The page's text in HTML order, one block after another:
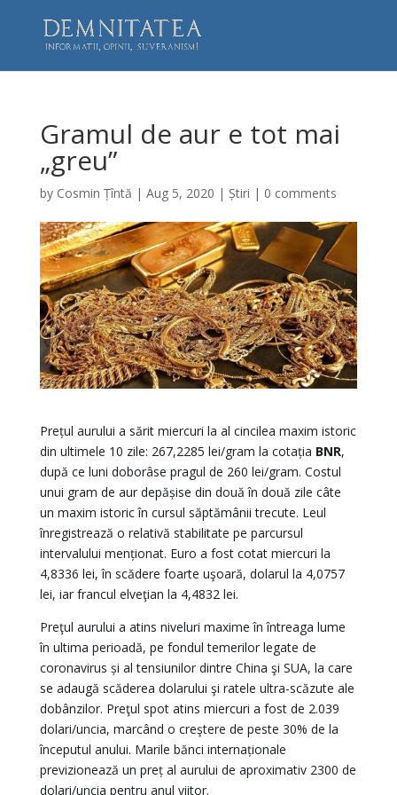
Gramul de aur e tot mai
„greu”
by Cosmin Țîntă | Aug 5, 2020 | Știri | 0 comments
Prețul aurului a sărit miercuri la al cincilea maxim istoric
din ultimele 10 zile: 267,2285 lei/gram la cotația BNR,
după ce luni doborâse pragul de 260 lei/gram. Costul
unui gram de aur depășise din două în două zile câte
un maxim istoric în cursul săptămânii trecute. Leul
înregistrează o relativă stabilitate pe parcursul
intervalului menționat. Euro a fost cotat miercuri la
4,8336 lei, în scădere foarte uşoară, dolarul la 4,0757
lei, iar francul elveţian la 4,4832 lei.
Preţul aurului a atins niveluri maxime în întreaga lume
în ultima perioadă, pe fondul temerilor legate de
coronavirus și al tensiunilor dintre China şi SUA, la care
se adaugă scăderea dolarului şi ratele ultra-scăzute ale
dobânzilor. Preţul spot atins miercuri a fost de 2.039
dolari/uncia, marcând o creştere de peste 30% de la
începutul anului. Marile bănci internaționale
previzionează un preț al aurului de aproximativ 2300 de
dolari/uncia pentru anul viitor.